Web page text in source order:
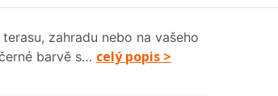
zahradu nebo na vašeho
barvě s… celý popis >